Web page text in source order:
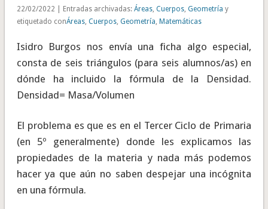
22/02/2022 | Entradas archivadas: Áreas, Cuerpos, Geometría y
etiquetado conÁreas, Cuerpos, Geometría, Matemáticas
Isidro Burgos nos envía una ficha algo especial,
consta de seis triángulos (para seis alumnos/as) en
dónde ha incluido la fórmula de la Densidad.
Densidad= Masa/Volumen
El problema es que es en el Tercer Ciclo de Primaria
(en 5º generalmente) donde les explicamos las
propiedades de la materia y nada más podemos
hacer ya que aún no saben despejar una incógnita
en una fórmula.